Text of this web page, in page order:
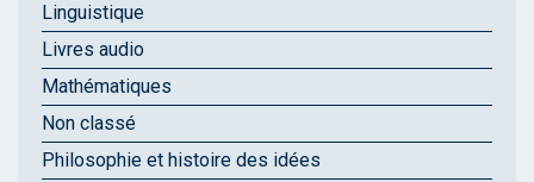
Linguistique
Livres audio
Mathématiques
Non classé
Philosophie et histoire des idées